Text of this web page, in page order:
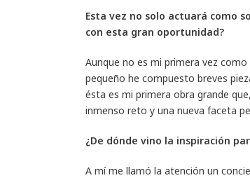
Esta vez no solo actuará como
con esta gran oportunidad?
Aunque no es mi primera vez
pequeño he compuesto breves
ésta es mi primera obra grande
inmenso reto y una nueva faceta
¿De dónde vino la inspiración
A mí me llamó la atención un